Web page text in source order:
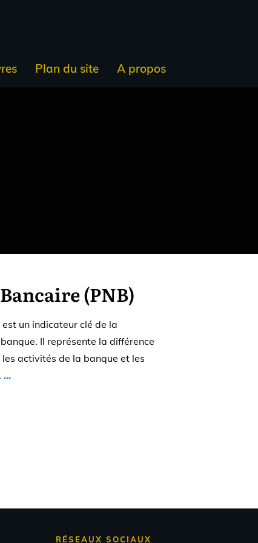
Plan du site A propos
(PNB)
un indicateur clé de la
Il représente la différence
activités de la banque et les
...
RÉSEAUX SOCIAUX